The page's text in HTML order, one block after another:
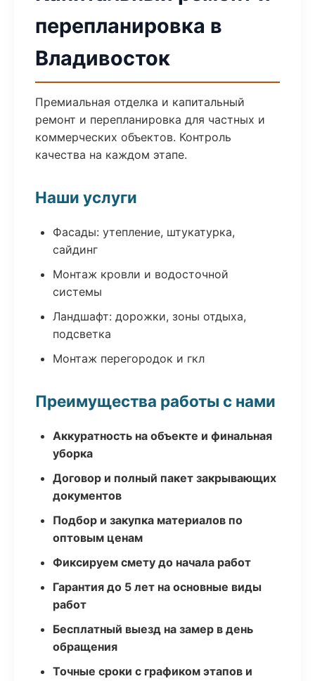
перепланировка в
Владивосток
Премиальная отделка и капитальный
ремонт и перепланировка для частных и
коммерческих объектов. Контроль
качества на каждом этапе.
Наши услуги
Фасады: утепление, штукатурка,
сайдинг
Монтаж кровли и водосточной
системы
Ландшафт: дорожки, зоны отдыха,
подсветка
Монтаж перегородок и гкл
Преимущества работы с нами
Аккуратность на объекте и финальная
уборка
Договор и полный пакет закрывающих
документов
Подбор и закупка материалов по
оптовым ценам
Фиксируем смету до начала работ
Гарантия до 5 лет на основные виды
работ
Бесплатный выезд на замер в день
обращения
Точные сроки с графиком этапов и